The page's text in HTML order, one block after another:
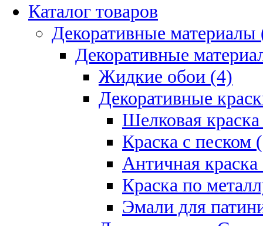
Каталог товаров
Декоративные материалы
Декоративные
Жидкие обои (4)
Декоративные
Шелковая
Краска с песком
Античная
Краска по
Эмали для